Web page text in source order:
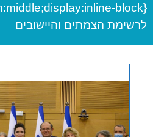
לרשימת הצמתים והיישובים